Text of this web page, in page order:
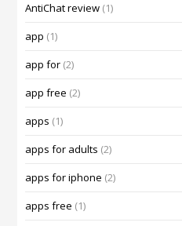
AntiChat review (1)
app (1)
app for (2)
app free (2)
apps (1)
apps for adults (2)
apps for iphone (2)
apps free (1)